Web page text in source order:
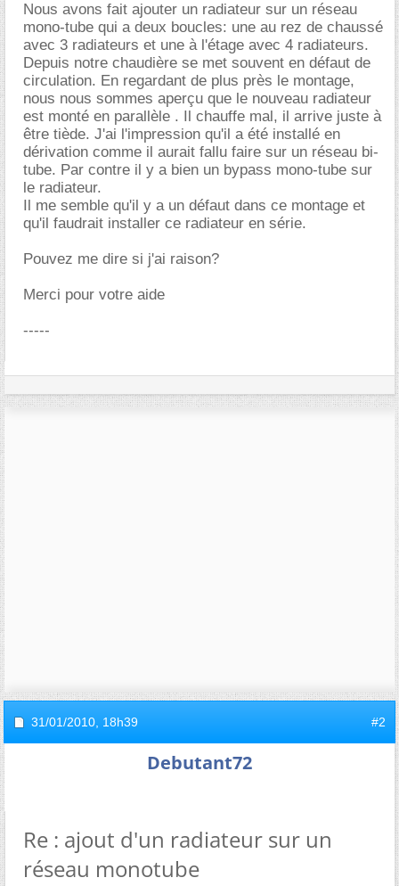
Nous avons fait ajouter un radiateur sur un réseau
mono-tube qui a deux boucles: une au rez de chaussé
avec 3 radiateurs et une à l'étage avec 4 radiateurs.
Depuis notre chaudière se met souvent en défaut de
circulation. En regardant de plus près le montage,
nous nous sommes aperçu que le nouveau radiateur
est monté en parallèle . Il chauffe mal, il arrive juste à
être tiède. J'ai l'impression qu'il a été installé en
dérivation comme il aurait fallu faire sur un réseau bi-
tube. Par contre il y a bien un bypass mono-tube sur
le radiateur.
Il me semble qu'il y a un défaut dans ce montage et
qu'il faudrait installer ce radiateur en série.
Pouvez me dire si j'ai raison?
Merci pour votre aide
-----
31/01/2010, 18h39 #2
Debutant72
Re : ajout d'un radiateur sur un
réseau monotube